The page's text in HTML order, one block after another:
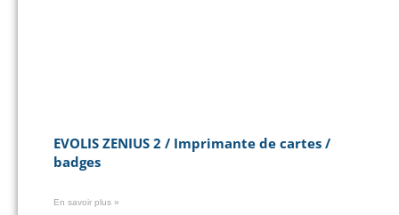
EVOLIS ZENIUS 2 / Imprimante de cartes /
badges
En savoir plus »